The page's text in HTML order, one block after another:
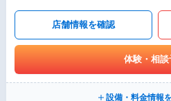
店舗情報を確認
体験・相談
設備・料金情報